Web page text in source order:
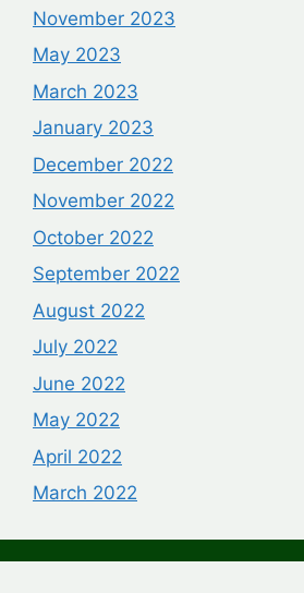
November 2023
May 2023
March 2023
January 2023
December 2022
November 2022
October 2022
September 2022
August 2022
July 2022
June 2022
May 2022
April 2022
March 2022